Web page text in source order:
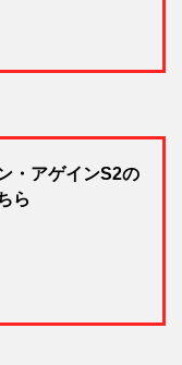
・アゲインS2の
ら